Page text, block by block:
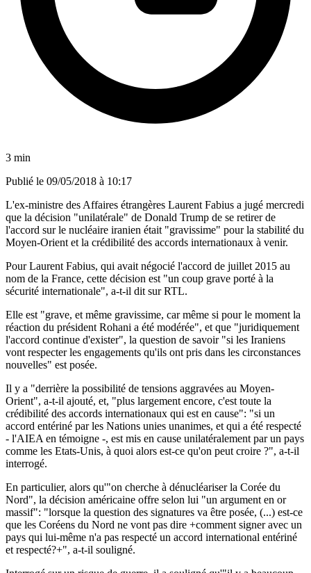
3 min
Publié le 09/05/2018 à 10:17
L'ex-ministre des Affaires étrangères Laurent Fabius a jugé mercredi
que la décision "unilatérale" de Donald Trump de se retirer de
l'accord sur le nucléaire iranien était "gravissime" pour la stabilité du
Moyen-Orient et la crédibilité des accords internationaux à venir.
Pour Laurent Fabius, qui avait négocié l'accord de juillet 2015 au
nom de la France, cette décision est "un coup grave porté à la
sécurité internationale", a-t-il dit sur RTL.
Elle est "grave, et même gravissime, car même si pour le moment la
réaction du président Rohani a été modérée", et que "juridiquement
l'accord continue d'exister", la question de savoir "si les Iraniens
vont respecter les engagements qu'ils ont pris dans les circonstances
nouvelles" est posée.
Il y a "derrière la possibilité de tensions aggravées au Moyen-
Orient", a-t-il ajouté, et, "plus largement encore, c'est toute la
crédibilité des accords internationaux qui est en cause": "si un
accord entériné par les Nations unies unanimes, et qui a été respecté
- l'AIEA en témoigne -, est mis en cause unilatéralement par un pays
comme les Etats-Unis, à quoi alors est-ce qu'on peut croire ?", a-t-il
interrogé.
En particulier, alors qu'"on cherche à dénucléariser la Corée du
Nord", la décision américaine offre selon lui "un argument en or
massif": "lorsque la question des signatures va être posée, (...) est-ce
que les Coréens du Nord ne vont pas dire +comment signer avec un
pays qui lui-même n'a pas respecté un accord international entériné
et respecté?+", a-t-il souligné.